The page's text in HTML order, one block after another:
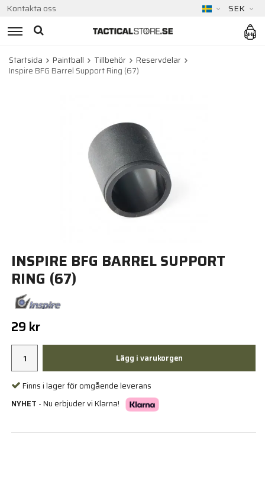
Kontakta oss SEK
Startsida Paintball Tillbehör
Reservdelar
Inspire BFG Barrel Support Ring (67)
INSPIRE BFG BARREL SUPPORT
RING (67)
29 kr
Lägg i varukorgen
Finns i lager för omgående leverans
NYHET - Nu erbjuder vi Klarna!